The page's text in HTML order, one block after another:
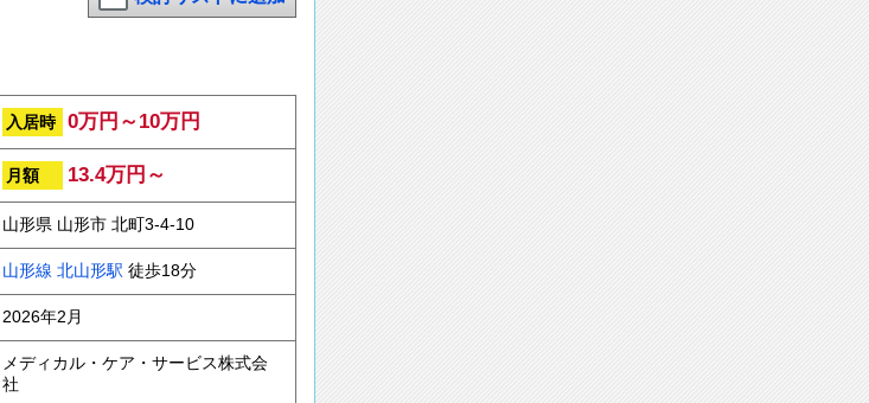
入居時 0万円～10万円
月額 13.4万円～
山形県 山形市 北町3-4-10
山形線 北山形駅 徒歩18分
2026年2月
メディカル・ケア・サービス株式会
社